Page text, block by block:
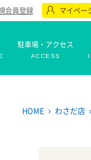
会員登録 マイペー
駐車場・アクセス
ACCESS
HOME わさだ店